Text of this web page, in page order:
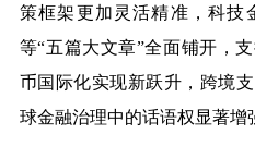
策框架更加灵活精准，科技
等“五篇大文章”全面铺开，
币国际化实现新跃升，跨境
球金融治理中的话语权显著增